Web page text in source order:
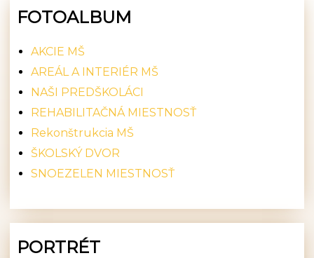
FOTOALBUM
AKCIE MŠ
AREÁL A INTERIÉR MŠ
NAŠI PREDŠKOLÁCI
REHABILITAČNÁ MIESTNOSŤ
Rekonštrukcia MŠ
ŠKOLSKÝ DVOR
SNOEZELEN MIESTNOSŤ
PORTRÉT